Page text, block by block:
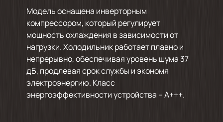
Модель оснащена инверторным
компрессором, который регулирует
мощность охлаждения в зависимости от
нагрузки. Холодильник работает плавно и
непрерывно, обеспечивая уровень шума 37
дБ, продлевая срок службы и экономя
электроэнергию. Класс
энергоэффективности устройства – A+++.